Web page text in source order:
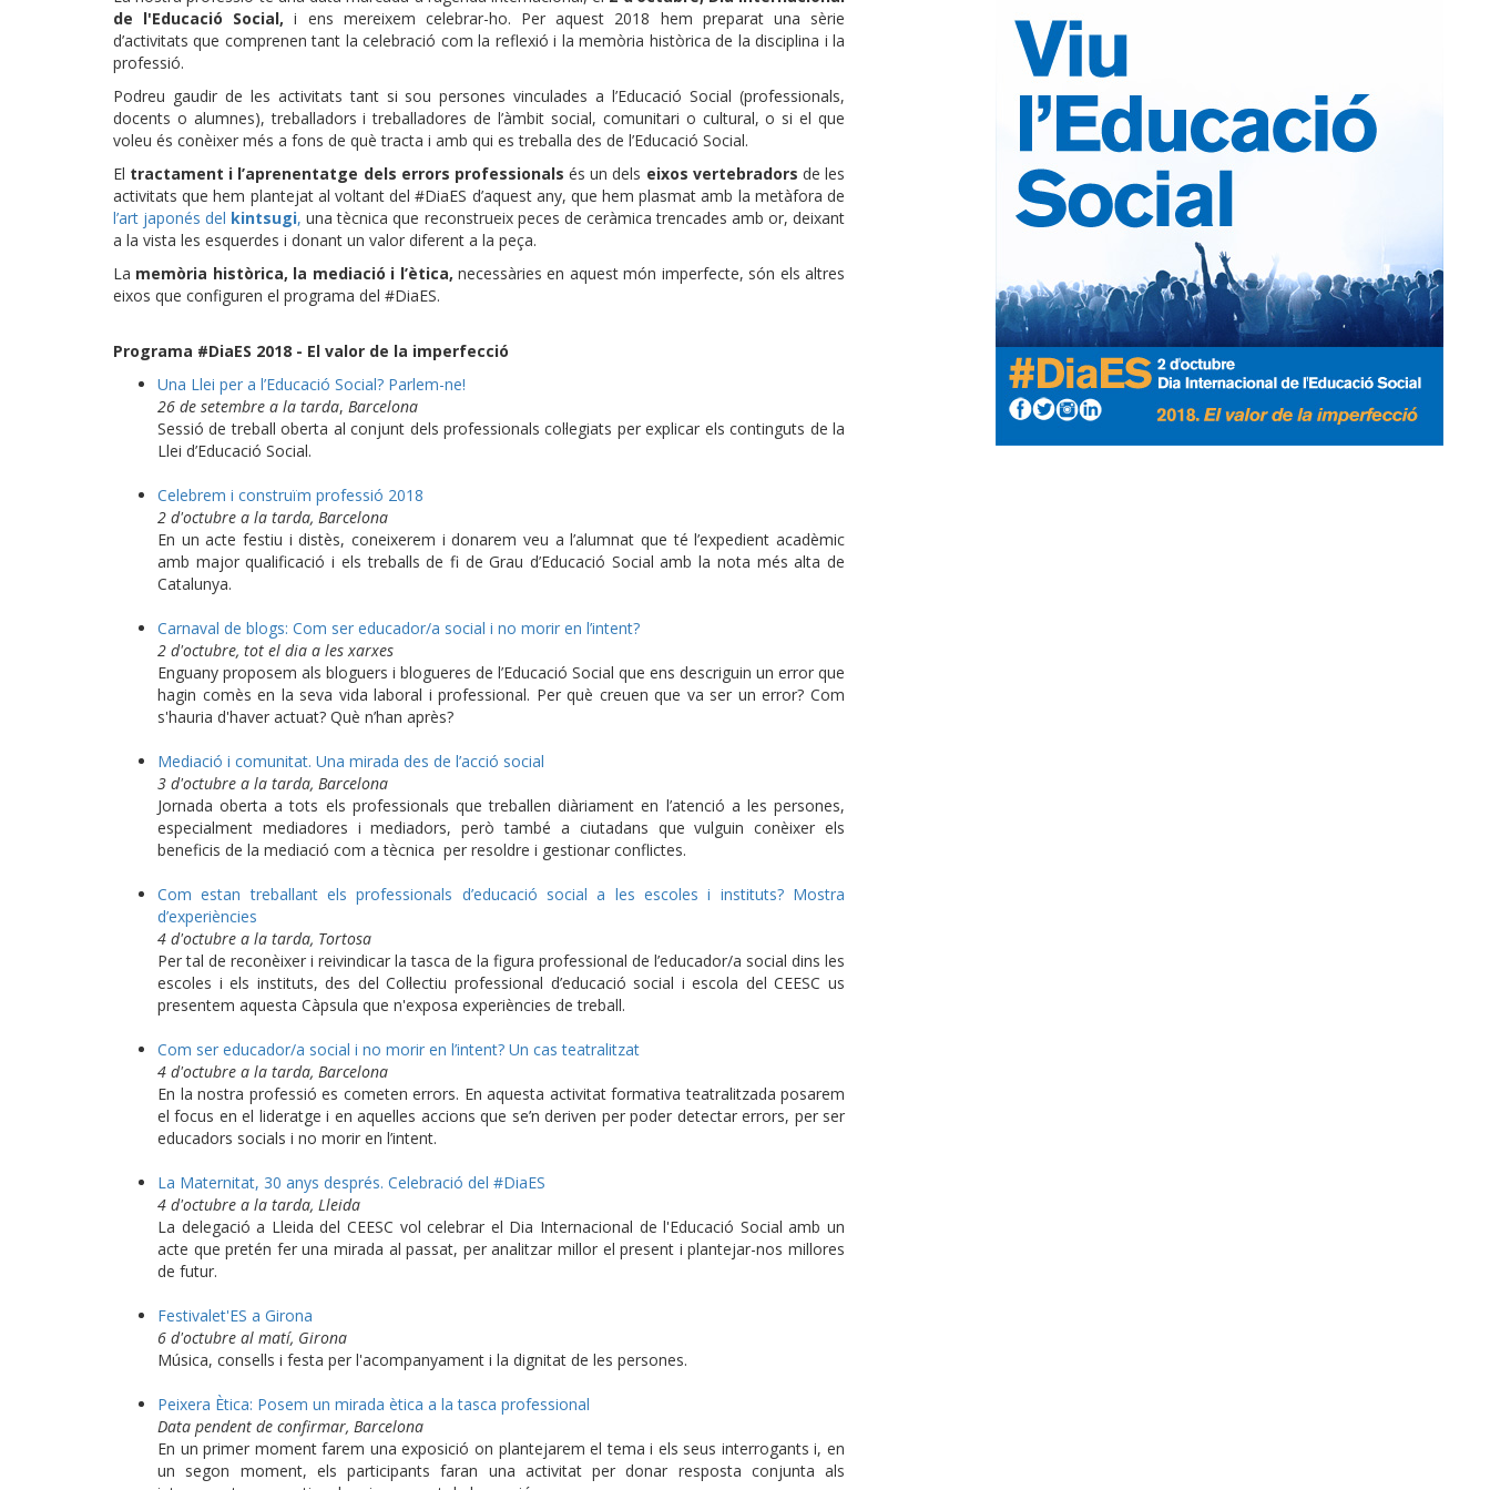
de l'Educació Social, i ens mereixem celebrar-ho. Per aquest 2018 hem preparat una sèrie
d’activitats que comprenen tant la celebració com la reflexió i la memòria històrica de la disciplina i la
professió.
Podreu gaudir de les activitats tant si sou persones vinculades a l’Educació Social (professionals,
docents o alumnes), treballadors i treballadores de l’àmbit social, comunitari o cultural, o si el que
voleu és conèixer més a fons de què tracta i amb qui es treballa des de l’Educació Social.
El tractament i l’aprenentatge dels errors professionals és un dels eixos vertebradors de les
activitats que hem plantejat al voltant del #DiaES d’aquest any, que hem plasmat amb la metàfora de
l’art japonés del kintsugi, una tècnica que reconstrueix peces de ceràmica trencades amb or, deixant
a la vista les esquerdes i donant un valor diferent a la peça.
La memòria històrica, la mediació i l’ètica, necessàries en aquest món imperfecte, són els altres
eixos que configuren el programa del #DiaES.
Programa #DiaES 2018 - El valor de la imperfecció
Una Llei per a l’Educació Social? Parlem-ne!
26 de setembre a la tarda, Barcelona
Sessió de treball oberta al conjunt dels professionals col·legiats per explicar els continguts de la
Llei d’Educació Social.
Celebrem i construïm professió 2018
2 d'octubre a la tarda, Barcelona
En un acte festiu i distès, coneixerem i donarem veu a l’alumnat que té l’expedient acadèmic
amb major qualificació i els treballs de fi de Grau d’Educació Social amb la nota més alta de
Catalunya.
Carnaval de blogs: Com ser educador/a social i no morir en l’intent?
2 d'octubre, tot el dia a les xarxes
Enguany proposem als bloguers i blogueres de l’Educació Social que ens descriguin un error que
hagin comès en la seva vida laboral i professional. Per què creuen que va ser un error? Com
s'hauria d'haver actuat? Què n’han après?
Mediació i comunitat. Una mirada des de l’acció social
3 d'octubre a la tarda, Barcelona
Jornada oberta a tots els professionals que treballen diàriament en l’atenció a les persones,
especialment mediadores i mediadors, però també a ciutadans que vulguin conèixer els
beneficis de la mediació com a tècnica per resoldre i gestionar conflictes.
Com estan treballant els professionals d’educació social a les escoles i instituts? Mostra
d’experiències
4 d'octubre a la tarda, Tortosa
Per tal de reconèixer i reivindicar la tasca de la figura professional de l’educador/a social dins les
escoles i els instituts, des del Col·lectiu professional d’educació social i escola del CEESC us
presentem aquesta Càpsula que n'exposa experiències de treball.
Com ser educador/a social i no morir en l’intent? Un cas teatralitzat
4 d'octubre a la tarda, Barcelona
En la nostra professió es cometen errors. En aquesta activitat formativa teatralitzada posarem
el focus en el lideratge i en aquelles accions que se’n deriven per poder detectar errors, per ser
educadors socials i no morir en l’intent.
La Maternitat, 30 anys després. Celebració del #DiaES
4 d'octubre a la tarda, Lleida
La delegació a Lleida del CEESC vol celebrar el Dia Internacional de l'Educació Social amb un
acte que pretén fer una mirada al passat, per analitzar millor el present i plantejar-nos millores
de futur.
Festivalet'ES a Girona
6 d'octubre al matí, Girona
Música, consells i festa per l'acompanyament i la dignitat de les persones.
Peixera Ètica: Posem un mirada ètica a la tasca professional
Data pendent de confirmar, Barcelona
En un primer moment farem una exposició on plantejarem el tema i els seus interrogants i, en
un segon moment, els participants faran una activitat per donar resposta conjunta als